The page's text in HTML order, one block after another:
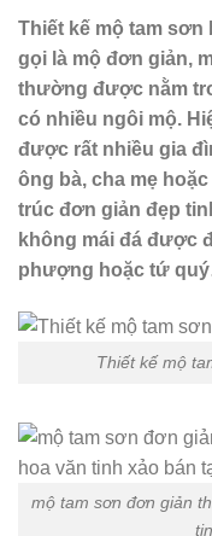
Thiết kế mộ tam sơn
gọi là mộ đơn giản,
thường được nằm
có nhiều ngôi mộ.
được rất nhiều gia
ông bà, cha mẹ
trúc đơn giản đẹp
không mái đá được
phượng hoặc tứ
Thiết kế mộ
mộ tam sơn đơn giản